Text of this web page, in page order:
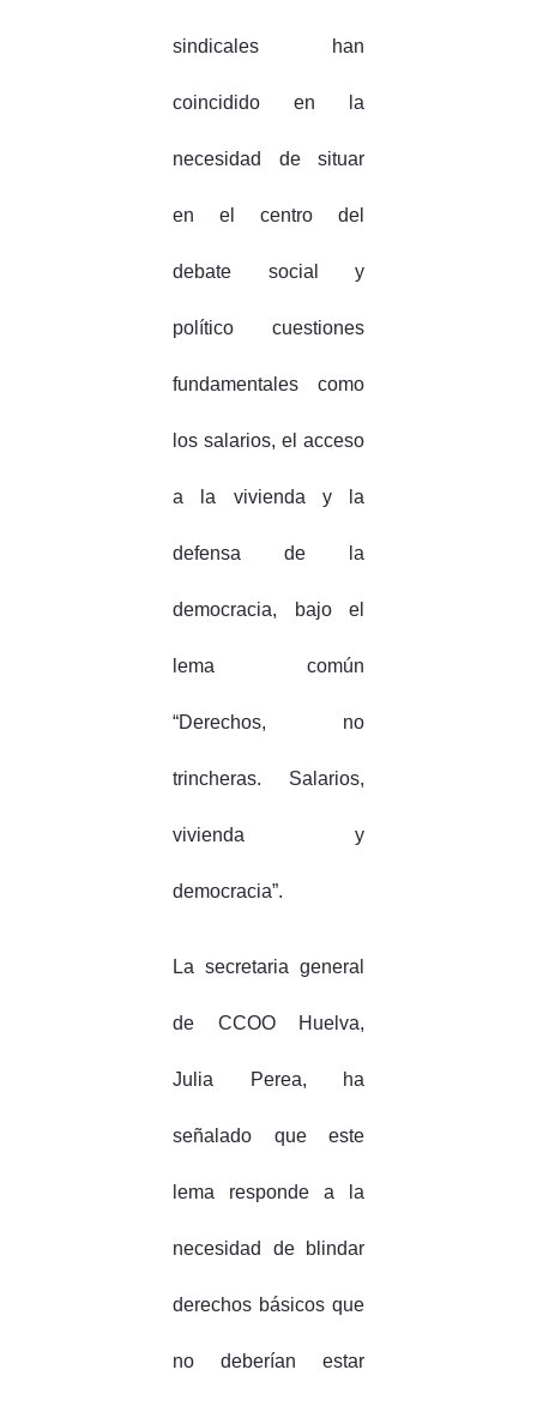
sindicales han
coincidido en la
necesidad de situar
en el centro del
debate social y
político cuestiones
fundamentales como
los salarios, el acceso
a la vivienda y la
defensa de la
democracia, bajo el
lema común
“Derechos, no
trincheras. Salarios,
vivienda y
democracia”.
La secretaria general
de CCOO Huelva,
Julia Perea, ha
señalado que este
lema responde a la
necesidad de blindar
derechos básicos que
no deberían estar